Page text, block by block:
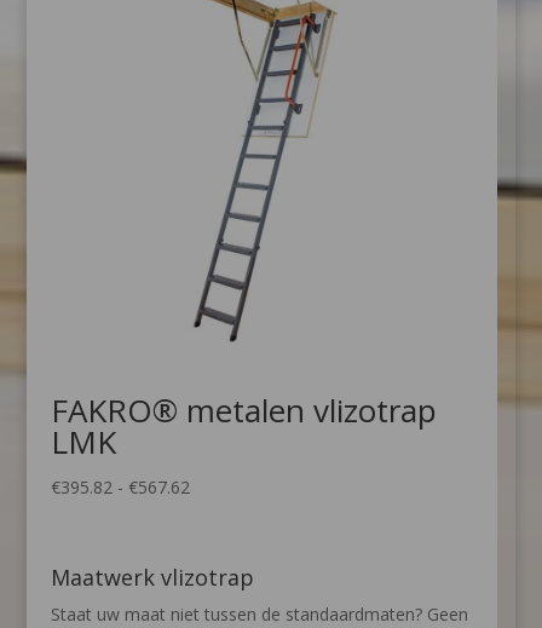
FAKRO® metalen vlizotrap
LMK
€395.82 - €567.62Prijsklasse:
€567.62
Maatwerk vlizotrap
Staat uw maat niet tussen de standaardmaten? Geen